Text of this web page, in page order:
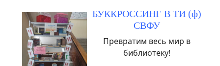
БУККРОССИНГ В ТИ (ф)
СВФУ
Превратим весь мир в
библиотеку!